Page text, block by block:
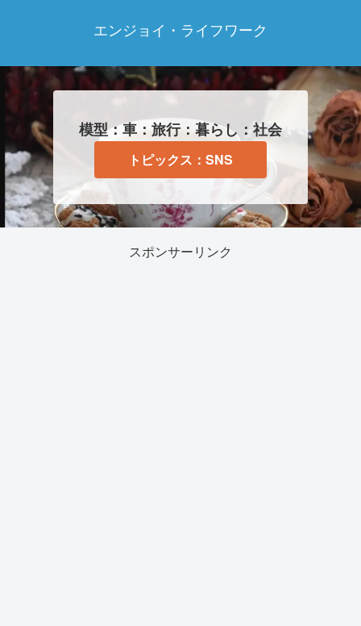
エンジョイ・ライフワーク
模型：車：旅行：暮らし：社会
トピックス：SNS
スポンサーリンク